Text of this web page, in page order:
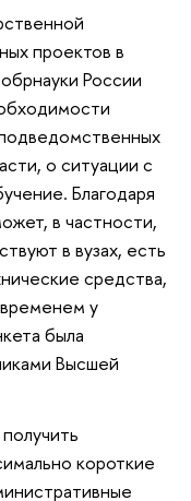
проектов в
России
о ситуации с
Благодаря
в частности,
в вузах, есть
средства,
у
была
Высшей
короткие